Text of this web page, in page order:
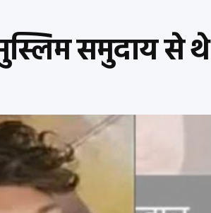
समुदाय से थे